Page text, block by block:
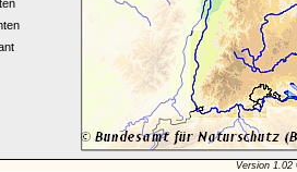
Version